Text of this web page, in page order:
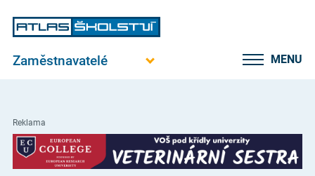
Zaměstnavatelé MENU
Reklama